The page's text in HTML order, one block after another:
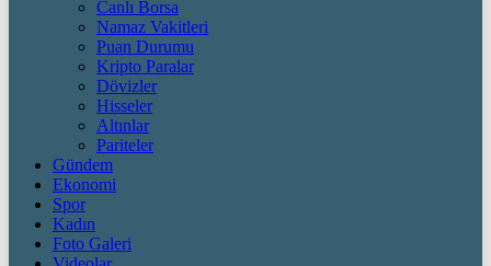
Canlı Borsa
Namaz Vakitleri
Puan Durumu
Kripto Paralar
Dövizler
Hisseler
Altınlar
Pariteler
Gündem
Ekonomi
Spor
Kadın
Foto Galeri